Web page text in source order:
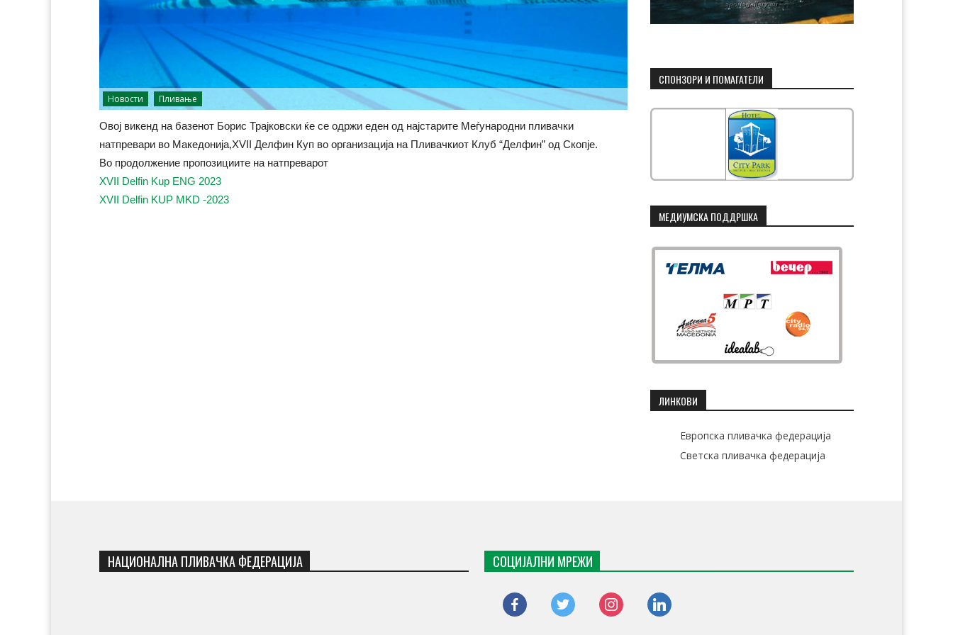
Новости Пливање
Овој викенд на базенот Борис Трајковски ќе се одржи еден од најстарите Меѓународни пливачки
натпревари во Македонија,XVII Делфин Куп во организација на Пливачкиот Клуб “Делфин” од Скопје.
Во продолжение пропозициите на натпреварот
XVII Delfin Kup ENG 2023
XVII Delfin KUP MKD -2023
СПОНЗОРИ И ПОМАГАТЕЛИ
МЕДИУМСКА ПОДДРШКА
ЛИНКОВИ
Европска пливачка федерација
Светска пливачка федерација
НАЦИОНАЛНА ПЛИВАЧКА ФЕДЕРАЦИЈА СОЦИЈАЛНИ МРЕЖИ
facebook twitter instagram linkedin